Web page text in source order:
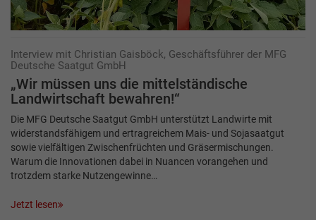
Interview mit Christian Gaisböck, Geschäftsführer der MFG
Deutsche Saatgut GmbH
„Wir müssen uns die mittelständische
Landwirtschaft bewahren!“
Die MFG Deutsche Saatgut GmbH unterstützt Landwirte mit
widerstandsfähigem und ertragreichem Mais- und Sojasaatgut
sowie vielfältigen Zwischenfrüchten und Gräser­mischungen.
Warum die Innovationen dabei in Nuancen vorangehen und
trotzdem starke Nutzengewinne…
Jetzt lesen